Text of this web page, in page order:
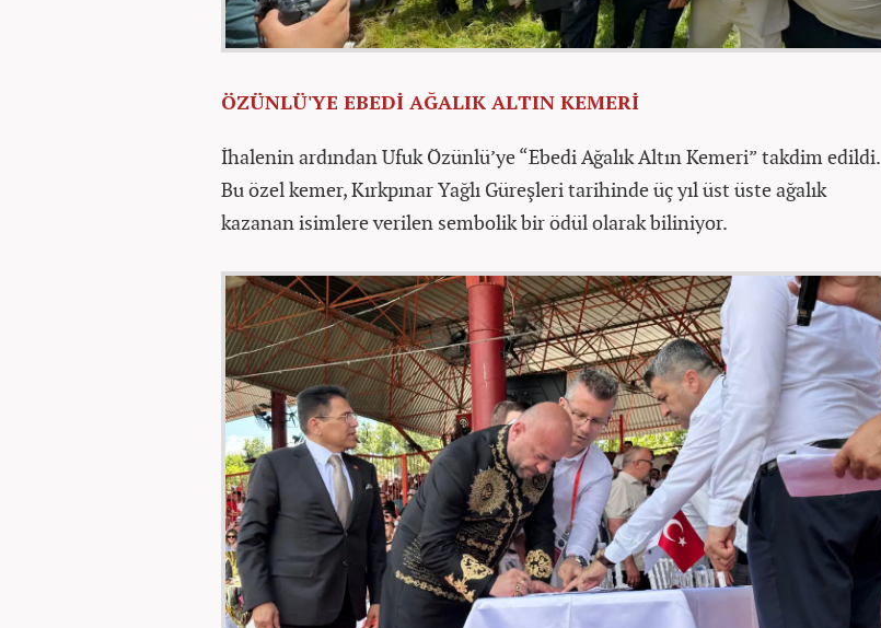
ÖZÜNLÜ'YE EBEDİ AĞALIK ALTIN KEMERİ
İhalenin ardından Ufuk Özünlü’ye “Ebedi Ağalık Altın Kemeri” takdim edildi.
Bu özel kemer, Kırkpınar Yağlı Güreşleri tarihinde üç yıl üst üste ağalık
kazanan isimlere verilen sembolik bir ödül olarak biliniyor.